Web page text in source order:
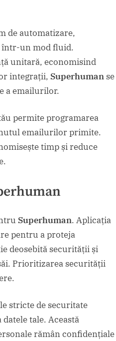
de automatizare,
într-un mod fluid.
unitară, economisind
integrații, Superhuman se
a emailurilor.
permite programarea
emailurilor primite.
timp și reduce
Superhuman. Aplicația
pentru a proteja
deosebită securității și
Prioritizarea securității
stricte de securitate
tale. Această
rămân confidențiale